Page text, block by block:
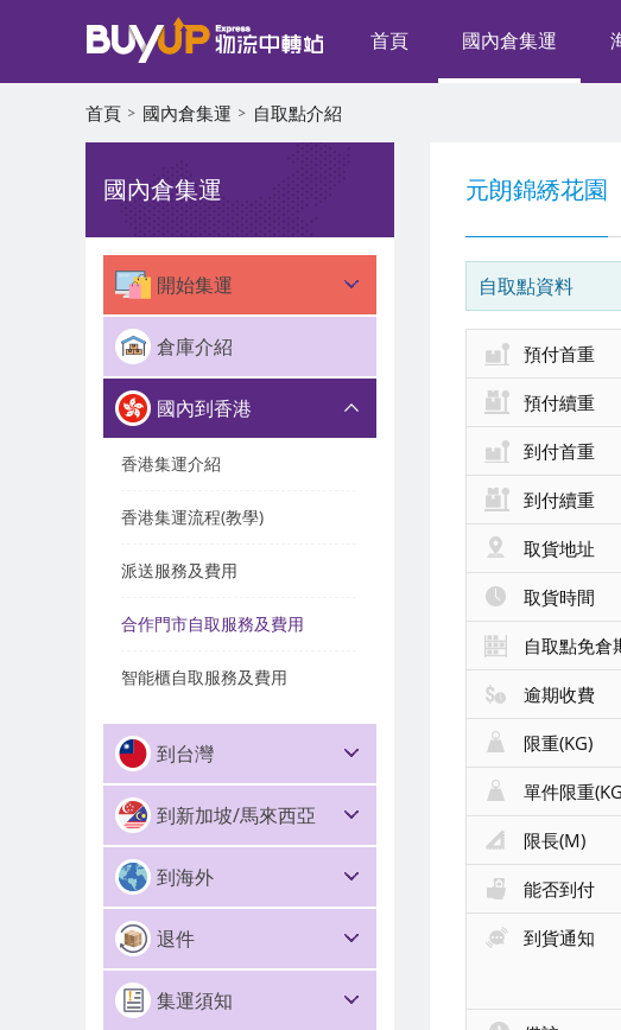
首頁 國內倉集運
首頁 國內倉集運 自取點介紹
國內倉集運
開始集運
倉庫介紹
國內到香港
香港集運介紹
香港集運流程(教學)
派送服務及費用
合作門市自取服務及費用
智能櫃自取服務及費用
到台灣
到新加坡/馬來西亞
到海外
退件
集運須知
元朗錦綉花園
自取點資料
預付首重
預付續重
到付首重
到付續重
取貨地址
取貨時間
自取點免倉
逾期收費
限重(KG)
單件限重
限長(M)
能否到付
到貨通知